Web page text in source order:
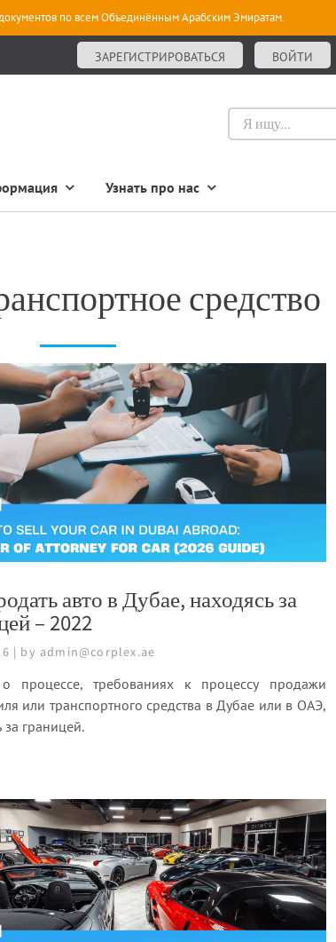
по всем Объединённым Арабским Эмиратам.
ЗАРЕГИСТРИРОВАТЬСЯ ВОЙТИ
Узнать про нас
средство
авто в Дубае, находясь за
– 2022
| by admin@corplex.ae
о процессе, требованиях к процессу продажи
или транспортного средства в Дубае или в ОАЭ,
за границей.